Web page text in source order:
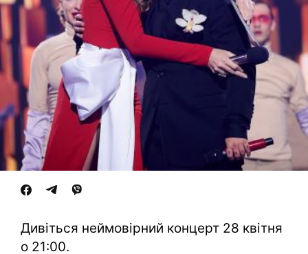
Дивіться неймовірний концерт 28 квітня
о 21:00.